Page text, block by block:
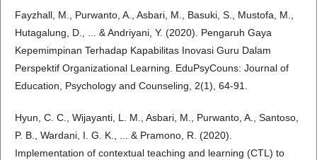
Fayzhall, M., Purwanto, A., Asbari, M., Basuki, S., Mustofa, M.,
Hutagalung, D., ... & Andriyani, Y. (2020). Pengaruh Gaya
Kepemimpinan Terhadap Kapabilitas Inovasi Guru Dalam
Perspektif Organizational Learning. EduPsyCouns: Journal of
Education, Psychology and Counseling, 2(1), 64-91.
Hyun, C. C., Wijayanti, L. M., Asbari, M., Purwanto, A., Santoso,
P. B., Wardani, I. G. K., ... & Pramono, R. (2020).
Implementation of contextual teaching and learning (CTL) to